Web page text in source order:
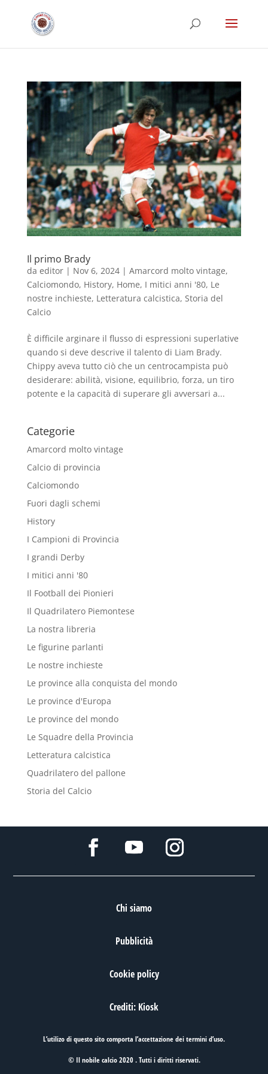
Il primo Brady
da editor| Nov 6, 2024| Amarcord molto vintage,
Calciomondo, History, Home, I mitici anni '80, Le
nostre inchieste, Letteratura calcistica, Storia del
Calcio
È difficile arginare il flusso di espressioni superlative
quando si deve descrive il talento di Liam Brady.
Chippy aveva tutto ciò che un centrocampista può
desiderare: abilità, visione, equilibrio, forza, un tiro
potente e la capacità di superare gli avversari a...
Categorie
Amarcord molto vintage
Calcio di provincia
Calciomondo
Fuori dagli schemi
History
I Campioni di Provincia
I grandi Derby
I mitici anni '80
Il Football dei Pionieri
Il Quadrilatero Piemontese
La nostra libreria
Le figurine parlanti
Le nostre inchieste
Le province alla conquista del mondo
Le province d'Europa
Le province del mondo
Le Squadre della Provincia
Letteratura calcistica
Quadrilatero del pallone
Storia del Calcio
Chi siamo
Pubblicità
Cookie policy
Crediti: Kiosk
L’utilizo di questo sito comporta l’accettazione deitermini d’uso.
© Il nobile calcio 2020 . Tutti i diritti riservati.